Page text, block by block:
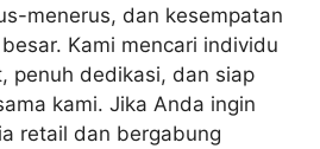
menerus, dan kesempatan
Kami mencari individu
penuh dedikasi, dan siap
kami. Jika Anda ingin
retail dan bergabung